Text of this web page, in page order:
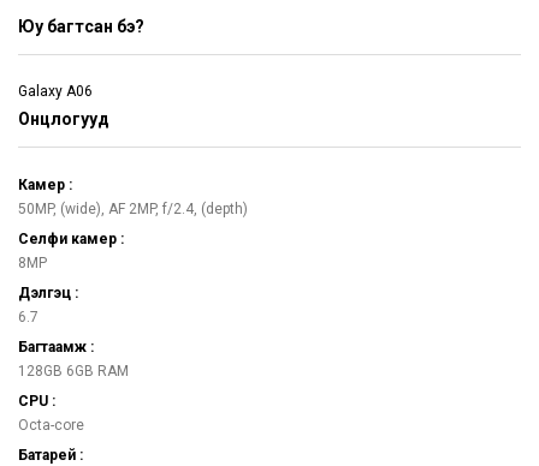
Юу багтсан бэ?
Galaxy A06
Онцлогууд
Камер :
50MP, (wide), AF 2MP, f/2.4, (depth)
Селфи камер :
8MP
Дэлгэц :
6.7
Багтаамж :
128GB 6GB RAM
CPU :
Octa-core
Батарей :